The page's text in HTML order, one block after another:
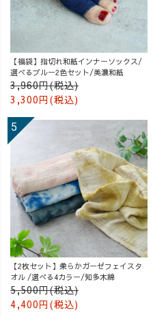
【福袋】指切れ和紙インナーソックス/
選べるブルー2色セット/美濃和紙
3,960円(税込)
3,300円(税込)
【2枚セット】柔らかガーゼフェイスタ
オル /選べる4カラー/知多木綿
5,500円(税込)
4,400円(税込)